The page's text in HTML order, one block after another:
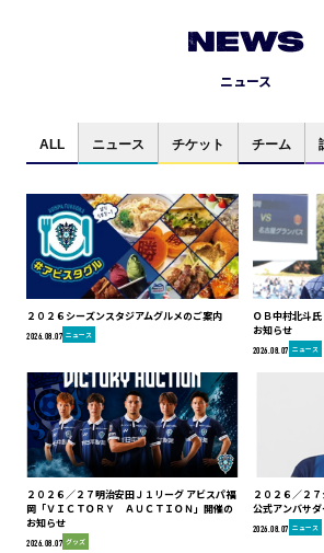
NEWS
ニュース
ALL ニュース チケット チーム
２０２６シーズンスタジアムグルメのご案内
2026.08.07 ニュース
ＯＢ中村北斗
お知らせ
2026.08.07 ニュース
２０２６／２７明治安田Ｊ１リーグ アビスパ福
岡「ＶＩＣＴＯＲＹ ＡＵＣＴＩＯＮ」開催の
お知らせ
2026.08.07 グッズ
２０２６／２
公式アンバサ
2026.08.07 ニュース